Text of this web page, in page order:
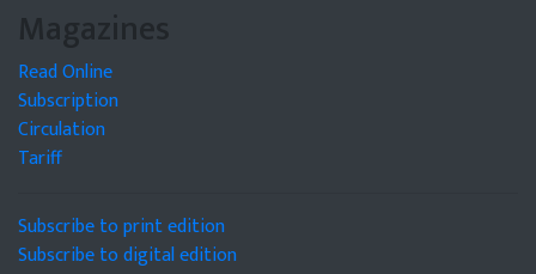
Magazines
Read Online
Subscription
Circulation
Tariff
Subscribe to print edition
Subscribe to digital edition